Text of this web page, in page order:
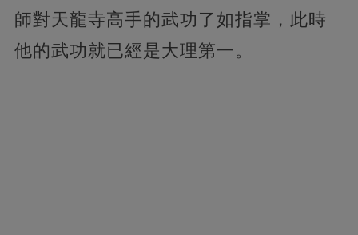
師對天龍寺高手的武功了如指掌，此時
他的武功就已經是大理第一。